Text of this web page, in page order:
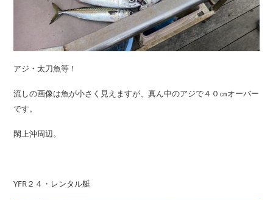
アジ・太刀魚等！
流しの画像は魚が小さく見えますが、真ん中のアジで４０㎝オーバー
です。
閖上沖周辺。
YFR２４・レンタル艇